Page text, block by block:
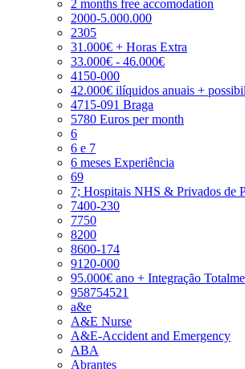
2 months free accomodation
2000-5.000.000
2305
31.000€ + Horas Extra
33.000€ - 46.000€
4150-000
42.000€ ilíquidos anuais +
4715-091 Braga
5780 Euros per month
6
6 e 7
6 meses Experiência
69
7; Hospitais NHS & Privados de
7400-230
7750
8200
8600-174
9120-000
95.000€ ano + Integração
958754521
a&e
A&E Nurse
A&E-Accident and Emergency
ABA
Abrantes